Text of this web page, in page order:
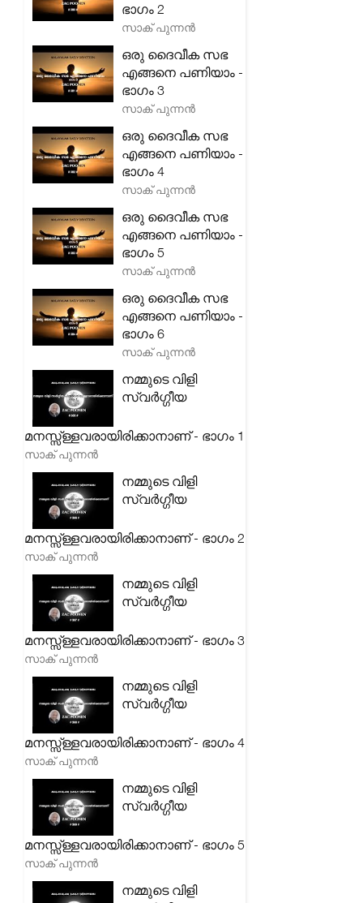
ഭാഗം 2
സാക് പുന്നൻ
ഒരു ദൈവീക സഭ
എങ്ങനെ പണിയാം -
ഭാഗം 3
സാക് പുന്നൻ
ഒരു ദൈവീക സഭ
എങ്ങനെ പണിയാം -
ഭാഗം 4
സാക് പുന്നൻ
ഒരു ദൈവീക സഭ
എങ്ങനെ പണിയാം -
ഭാഗം 5
സാക് പുന്നൻ
ഒരു ദൈവീക സഭ
എങ്ങനെ പണിയാം -
ഭാഗം 6
സാക് പുന്നൻ
നമ്മുടെ വിളി
സ്വർഗ്ഗീയ
മനസ്സ്ള്ളവരായിരിക്കാനാണ് - ഭാഗം 1
സാക് പുന്നൻ
നമ്മുടെ വിളി
സ്വർഗ്ഗീയ
മനസ്സ്ള്ളവരായിരിക്കാനാണ് - ഭാഗം 2
സാക് പുന്നൻ
നമ്മുടെ വിളി
സ്വർഗ്ഗീയ
മനസ്സ്ള്ളവരായിരിക്കാനാണ് - ഭാഗം 3
സാക് പുന്നൻ
നമ്മുടെ വിളി
സ്വർഗ്ഗീയ
മനസ്സ്ള്ളവരായിരിക്കാനാണ് - ഭാഗം 4
സാക് പുന്നൻ
നമ്മുടെ വിളി
സ്വർഗ്ഗീയ
മനസ്സ്ള്ളവരായിരിക്കാനാണ് - ഭാഗം 5
സാക് പുന്നൻ
നമ്മുടെ വിളി